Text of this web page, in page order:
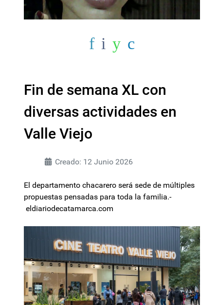
Fin de semana XL con
diversas actividades en
Valle Viejo
Creado: 12 Junio 2026
El departamento chacarero será sede de múltiples
propuestas pensadas para toda la familia.-
eldiariodecatamarca.com